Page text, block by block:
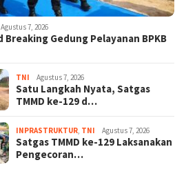
Agustus 7, 2026
Breaking Gedung Pelayanan BPKB
TNI Agustus 7, 2026
Satu Langkah Nyata, Satgas
TMMD ke-129 d…
INPRASTRUKTUR TNI Agustus 7, 2026
Satgas TMMD ke-129 Laksanakan
Pengecoran…